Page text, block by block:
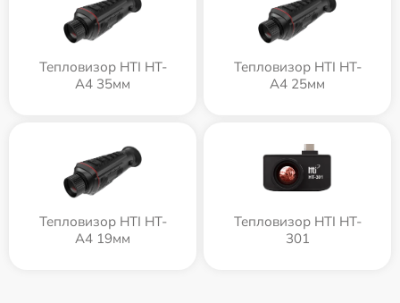
Тепловизор HTI HT-
A4 35мм
Тепловизор HTI HT-
A4 25мм
Тепловизор HTI HT-
A4 19мм
Тепловизор HTI HT-
301